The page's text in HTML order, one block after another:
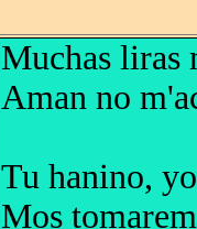
Muchas liras
Aman no
Tu hanino,
Mos